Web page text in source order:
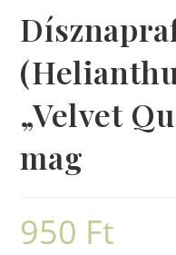
„Velvet
mag
950 Ft